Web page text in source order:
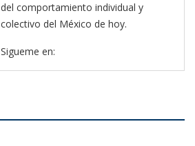
del comportamiento individual y
colectivo del México de hoy.
Sigueme en: